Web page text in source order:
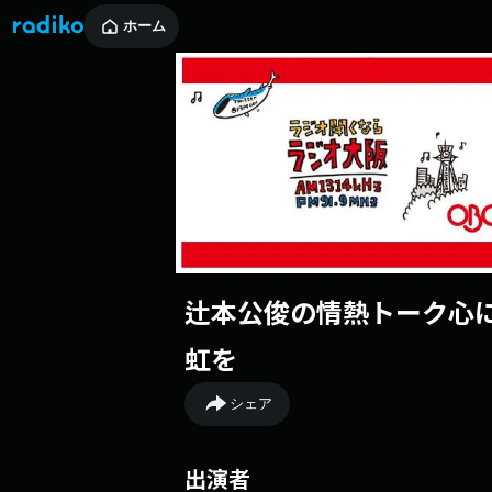
ホーム
辻本公俊の情熱トーク心
虹を
シェア
出演者